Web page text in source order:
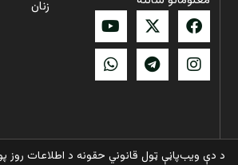
زنان
د دې ویب‌پاڼې ټول قانوني حقونه د اطلاعات روز